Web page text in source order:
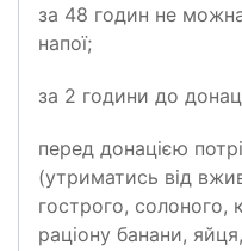
за 48 годин не
напої;
за 2 години до
перед донацією
(утриматись від
гострого, солоного,
раціону банани,